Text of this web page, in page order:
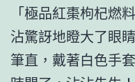
「極品紅棗枸杞
沾驚訝地瞪大了眼
筆直，戴著白色手